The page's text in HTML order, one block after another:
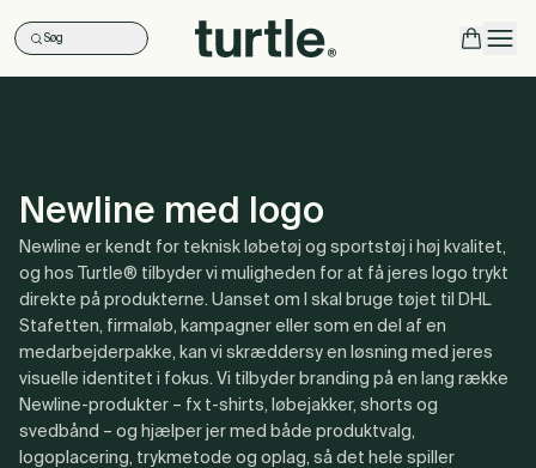
Søg
Newline med logo
Newline er kendt for teknisk løbetøj og sportstøj i høj kvalitet,
og hos Turtle® tilbyder vi muligheden for at få jeres logo trykt
direkte på produkterne. Uanset om I skal bruge tøjet til DHL
Stafetten, firmaløb, kampagner eller som en del af en
medarbejderpakke, kan vi skræddersy en løsning med jeres
visuelle identitet i fokus. Vi tilbyder branding på en lang række
Newline-produkter – fx t-shirts, løbejakker, shorts og
svedbånd – og hjælper jer med både produktvalg,
logoplacering, trykmetode og oplag, så det hele spiller